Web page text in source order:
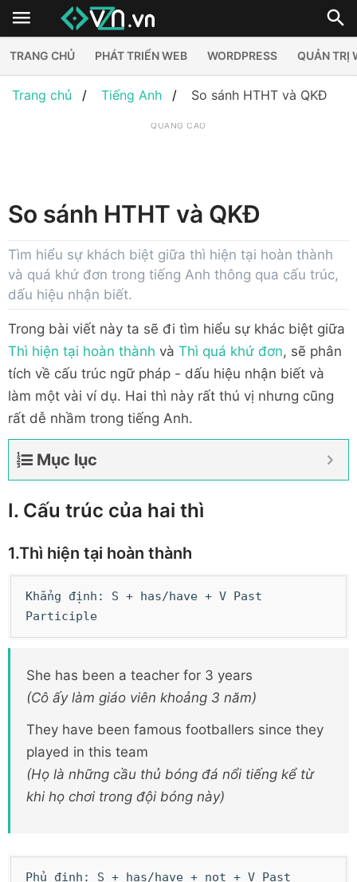
TRANG CHỦ PHÁT TRIỂN WEB WORDPRESS QUẢN TRỊ
Trang chủ Tiếng Anh So sánh HTHT và QKĐ
QUẢNG CÁO
So sánh HTHT và QKĐ
Tìm hiểu sự khách biệt giữa thì hiện tại hoàn thành
và quá khứ đơn trong tiếng Anh thông qua cấu trúc,
dấu hiệu nhận biết.
Trong bài viết này ta sẽ đi tìm hiểu sự khác biệt giữa
Thì hiện tại hoàn thành và Thì quá khứ đơn, sẽ phân
tích về cấu trúc ngữ pháp - dấu hiệu nhận biết và
làm một vài ví dụ. Hai thì này rất thú vị nhưng cũng
rất dễ nhầm trong tiếng Anh.
Mục lục
I. Cấu trúc của hai thì
1.Thì hiện tại hoàn thành
Khẳng định: S + has/have + V Past
Participle
She has been a teacher for 3 years
(Cô ấy làm giáo viên khoảng 3 năm)
They have been famous footballers since they
played in this team
(Họ là những cầu thủ bóng đá nổi tiếng kể từ
khi họ chơi trong đội bóng này)
Phủ định: S + has/have + not + V Past